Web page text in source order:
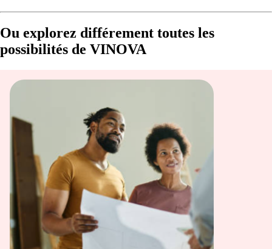
Ou explorez différement toutes les
possibilités de VINOVA